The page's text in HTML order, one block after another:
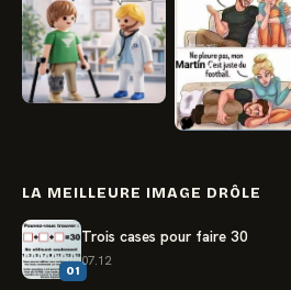
LA MEILLEURE IMAGE DRÔLE
01
Trois cases pour faire 30
07.12